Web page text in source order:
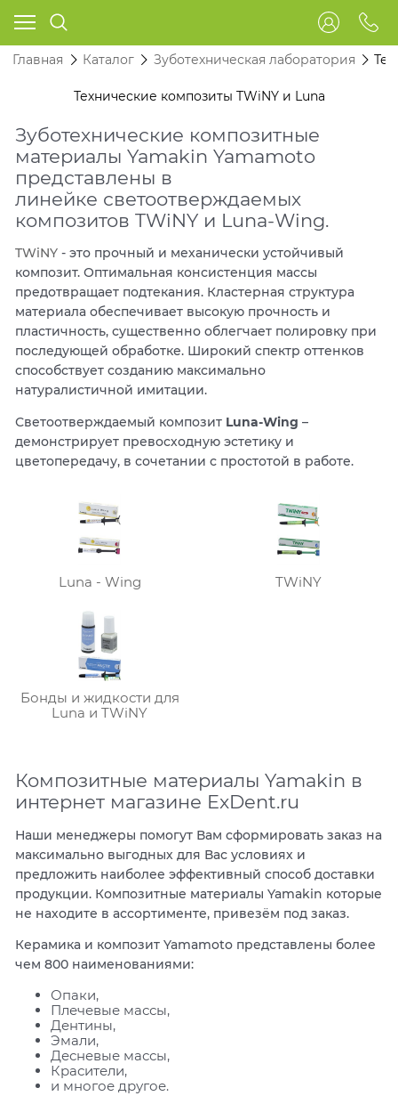
Главная Каталог Зуботехническая лаборатория
Технические композиты TWiNY и Luna
Зуботехнические композитные
материалы Yamakin Yamamoto
представлены в
линейке светоотверждаемых
композитов TWiNY и Luna-Wing.
TWiNY - это прочный и механически устойчивый
композит. Оптимальная консистенция массы
предотвращает подтекания. Кластерная структура
материала обеспечивает высокую прочность и
пластичность, существенно облегчает полировку при
последующей обработке. Широкий спектр оттенков
способствует созданию максимально
натуралистичной имитации.
Светоотверждаемый композит Luna-Wing –
демонстрирует превосходную эстетику и
цветопередачу, в сочетании с простотой в работе.
Luna - Wing TWiNY
Бонды и жидкости для
Luna и TWiNY
Композитные материалы Yamakin в
интернет магазине ExDent.ru
Наши менеджеры помогут Вам сформировать заказ на
максимально выгодных для Вас условиях и
предложить наиболее эффективный способ доставки
продукции. Композитные материалы Yamakin которые
не находите в ассортименте, привезём под заказ.
Керамика и композит Yamamoto представлены более
чем 800 наименованиями:
Опаки,
Плечевые массы,
Дентины,
Эмали,
Десневые массы,
Красители,
и многое другое.